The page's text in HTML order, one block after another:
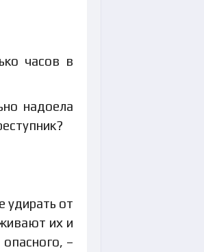
часов в
надоела
удирать от
их и
–